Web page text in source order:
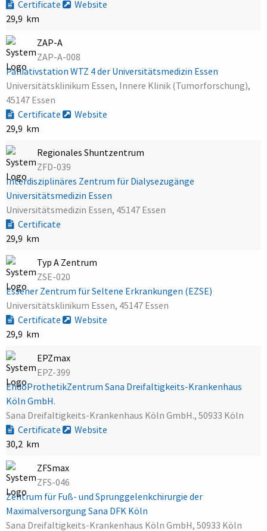
Certificate
Website
29,9 km
ZAP-A
ZAP-A-008
Palliativstation WTZ 4 der Universitätsmedizin Essen
Universitätsklinikum Essen, Innere Klinik (Tumorforschung),
45147 Essen
Certificate
Website
29,9 km
Regionales Shuntzentrum
ZFD-039
Interdisziplinäres Zentrum für Dialysezugänge
Universitätsmedizin Essen
Universitätsmedizin Essen, 45147 Essen
Certificate
29,9 km
Typ A Zentrum
ZSE-020
Essener Zentrum für Seltene Erkrankungen (EZSE)
Universitätsklinikum Essen, 45147 Essen
Certificate
Website
29,9 km
EPZmax
EPZ-399
EndoProthetikZentrum Sana Dreifaltigkeits-Krankenhaus
Köln GmbH.
Sana Dreifaltigkeits-Krankenhaus Köln GmbH., 50933 Köln
Certificate
Website
30,2 km
ZFSmax
ZFS-046
Zentrum für Fuß- und Sprunggelenkchirurgie der
Maximalversorgung Sana DFK Köln
Sana Dreifaltigkeits-Krankenhaus Köln GmbH, 50933 Köln